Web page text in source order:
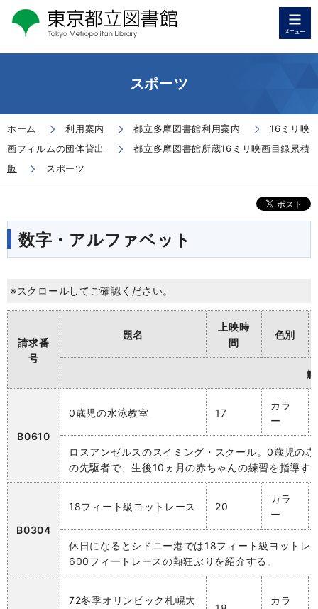
スポーツ
ホーム 利用案内 都立多摩図書館利用案内
16ミリ映
画フィルムの団体貸出
都立多摩図書館所蔵16ミリ映画目録累積
版
スポーツ
数字・アルファベット
※スクロールしてご確認ください。
請求番
号
題名
上映時
間
色別
B0610
0歳児の水泳教室 17
カラ
ー
ロスアンゼルスのスイミング・スクール。0歳児の
の先駆者で、生後10ヵ月の赤ちゃんの練習を指導す
B0304
18フィート級ヨットレース 20
カラ
ー
休日になるとシドニー港では18フィート級ヨット
600フィートレースの熱狂ぶりを紹介する。
72冬季オリンピック札幌大
カラ